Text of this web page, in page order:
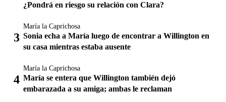
¿Pondrá en riesgo su relación con Clara?
María la Caprichosa
Sonia echa a María luego de encontrar a Willington en
su casa mientras estaba ausente
María la Caprichosa
María se entera que Willington también dejó
embarazada a su amiga; ambas le reclaman